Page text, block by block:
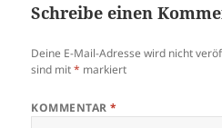
Schreibe einen
Deine E-Mail-Adresse wird nicht
sind mit* markiert
KOMMENTAR*